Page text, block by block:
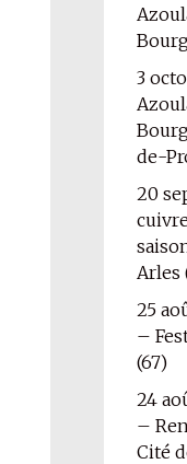
3
de-
20
Arles
25
–
(67)
24
–
Cité